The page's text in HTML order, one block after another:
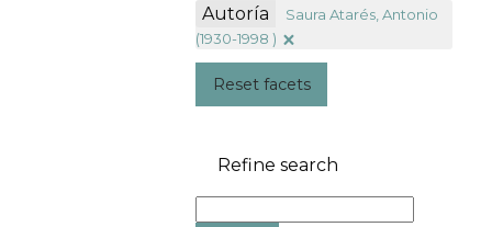
Autoría
Saura Atarés, Antonio
(1930-1998 )
Reset facets
Refine search